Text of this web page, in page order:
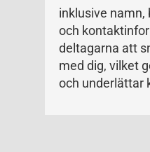
inklusive
och
deltagarna att
med dig, vilket
och underlättar